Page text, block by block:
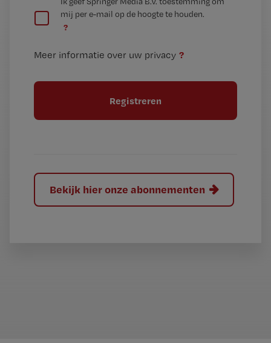
t
e
t
t
l
mij per e-mail op de hoogte te houden.
?
Meer informatie over uw privacy ?
Bekijk hier onze abonnementen